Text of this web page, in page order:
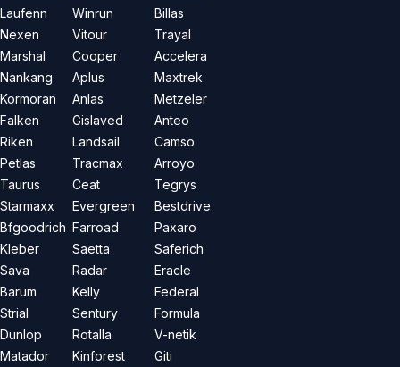
Laufenn
Nexen
Marshal
Nankang
Kormoran
Falken
Riken
Petlas
Taurus
Starmaxx
Bfgoodrich
Kleber
Sava
Barum
Strial
Dunlop
Matador
Winrun
Vitour
Cooper
Aplus
Anlas
Gislaved
Landsail
Tracmax
Ceat
Evergreen
Farroad
Saetta
Radar
Kelly
Sentury
Rotalla
Kinforest
Billas
Trayal
Accelera
Maxtrek
Metzeler
Anteo
Camso
Arroyo
Tegrys
Bestdrive
Paxaro
Saferich
Eracle
Federal
Formula
V-netik
Giti